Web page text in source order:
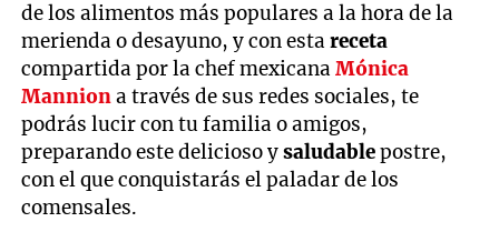
de los alimentos más populares a la hora de la
merienda o desayuno, y con estareceta
compartida por la chef mexicanaMónica
Manniona través de sus redes sociales, te
podrás lucir con tu familia o amigos,
preparando este delicioso ysaludablepostre,
con el que conquistarás el paladar de los
comensales.